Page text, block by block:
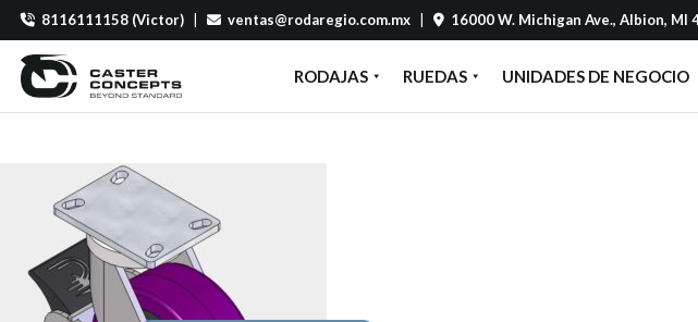
8116111158 (Victor) ventas@rodaregio.com.mx 16000 W. Michigan Ave., Albion, MI
RODAJAS RUEDAS UNIDADES DE NEGOCIO